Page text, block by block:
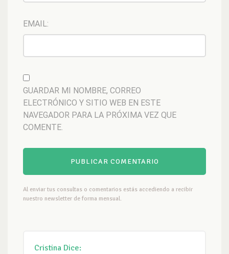
EMAIL:
GUARDAR MI NOMBRE, CORREO
ELECTRÓNICO Y SITIO WEB EN ESTE
NAVEGADOR PARA LA PRÓXIMA VEZ QUE
COMENTE.
Al enviar tus consultas o comentarios estás accediendo a recibir
nuestro newsletter de forma mensual.
Cristina Dice: